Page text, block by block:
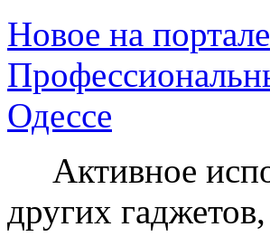
Новое на портале
Одессе
Активное
других